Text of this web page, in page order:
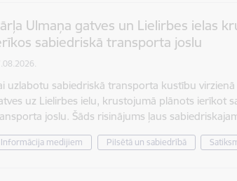
Ulmaņa gatves un Lielirbes ielas
sabiedriskā transporta joslu
uzlabotu sabiedriskā transporta kustību virzienā
uz Lielirbes ielu, krustojumā plānots ierīkot
joslu. Šāds risinājums ļaus
Informācija medijiem Pilsētā un sabiedrībā